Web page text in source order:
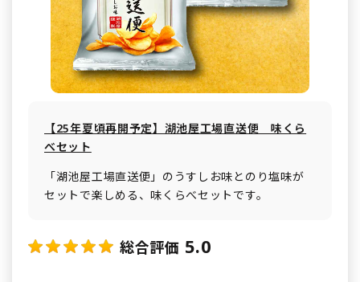
【25年夏頃再開予定】湖池屋工場直送便 味くら
べセット
「湖池屋工場直送便」のうすしお味とのり塩味が
セットで楽しめる、味くらべセットです。
総合評価 5.0